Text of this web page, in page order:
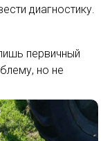
диагностику.
первичный
но не